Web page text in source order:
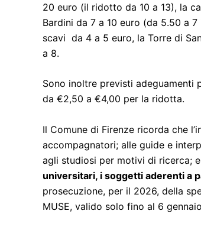
20 euro (il ridotto da 10 a 13), la
Bardini da 7 a 10 euro (da 5.50 a
scavi da 4 a 5 euro, la Torre di
a 8.
Sono inoltre previsti
da €2,50 a €4,00 per la ridotta.
Il Comune di Firenze ricorda che
accompagnatori; alle guide e
agli studiosi per motivi di ricerca;
universitari, i soggetti aderenti a
prosecuzione, per il 2026, della
MUSE, valido solo fino al 6